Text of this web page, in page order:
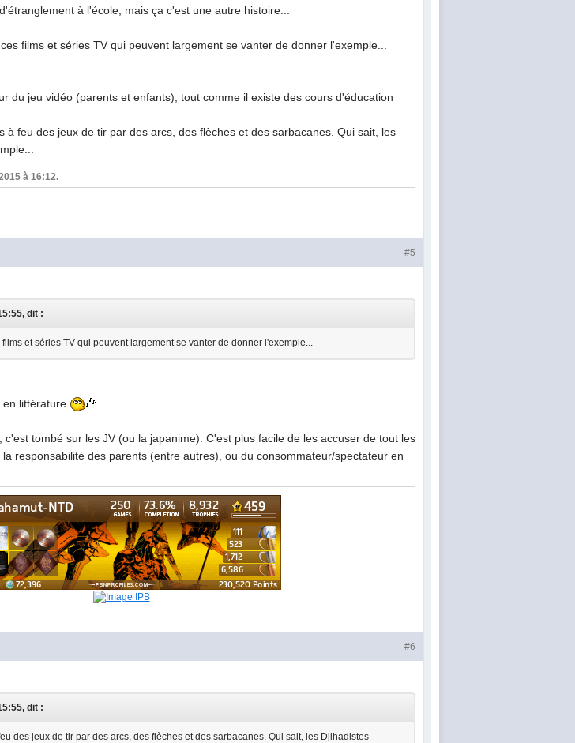
à l'école, mais ça c'est une autre histoire...
films et séries TV qui peuvent largement se vanter de donner l'exemple...
du jeu vidéo (parents et enfants), tout comme il existe des cours d'éducation
à feu des jeux de tir par des arcs, des flèches et des sarbacanes. Qui sait, les
à 16:12.
#5
dit :
et séries TV qui peuvent largement se vanter de donner l'exemple...
en littérature
tombé sur les JV (ou la japanime). C'est plus facile de les accuser de tout les
responsabilité des parents (entre autres), ou du consommateur/spectateur en
#6
dit :
des jeux de tir par des arcs, des flèches et des sarbacanes. Qui sait, les Djihadistes